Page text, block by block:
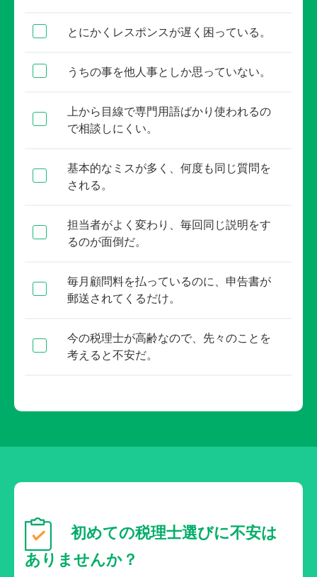
とにかくレスポンスが遅く困っている。
うちの事を他人事としか思っていない。
上から目線で専門用語ばかり使われるの
で相談しにくい。
基本的なミスが多く、何度も同じ質問を
される。
担当者がよく変わり、毎回同じ説明をす
るのが面倒だ。
毎月顧問料を払っているのに、申告書が
郵送されてくるだけ。
今の税理士が高齢なので、先々のことを
考えると不安だ。
初めての税理士選びに不安は
ありませんか？